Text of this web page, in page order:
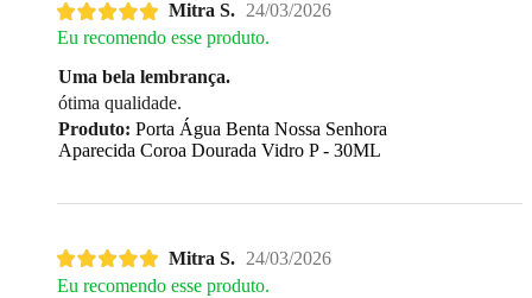
Mitra S. 24/03/2026
Eu recomendo esse produto.
Uma bela lembrança.
ótima qualidade.
Produto: Porta Água Benta Nossa Senhora
Aparecida Coroa Dourada Vidro P - 30ML
Mitra S. 24/03/2026
Eu recomendo esse produto.